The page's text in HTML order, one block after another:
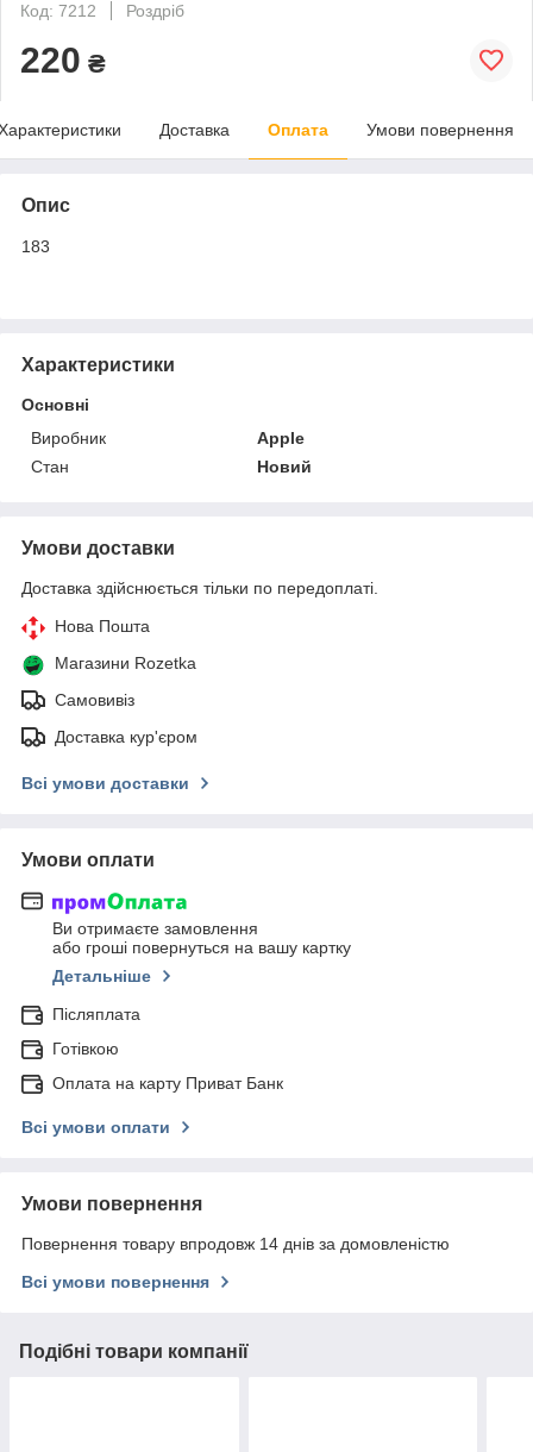
Код: 7212
Роздріб
220 ₴
Доставка Оплата Умови повернення
Опис
183
Характеристики
Основні
Виробник
Apple
Стан
Новий
Умови доставки
Доставка здійснюється тільки по передоплаті.
Нова Пошта
Магазини Rozetka
Самовивіз
Доставка кур'єром
Всі умови доставки
Умови оплати
Ви отримаєте замовлення
або гроші повернуться на вашу картку
Детальніше
Післяплата
Готівкою
Оплата на карту Приват Банк
Всі умови оплати
Умови повернення
Повернення товару впродовж 14 днів за домовленістю
Всі умови повернення
Подібні товари компанії